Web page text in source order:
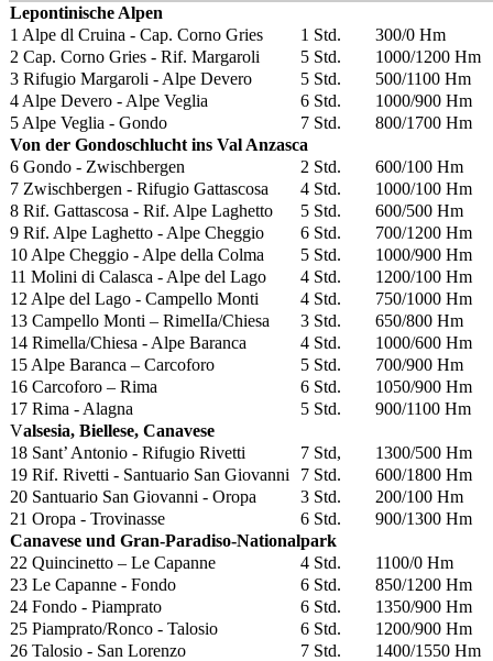
Lepontinische Alpen
1 Alpe dl Cruina - Cap. Corno Gries
1 Std.
300/0 Hm
2 Cap. Corno Gries - Rif. Margaroli
5 Std.
1000/1200 Hm
3 Rifugio Margaroli - Alpe Devero
5 Std.
500/1100 Hm
4 Alpe Devero - Alpe Veglia
6 Std.
1000/900 Hm
5 Alpe Veglia - Gondo
7 Std.
800/1700 Hm
Von der Gondoschlucht ins Val Anzasca
6 Gondo - Zwischbergen
2 Std.
600/100 Hm
7 Zwischbergen - Rifugio Gattascosa
4 Std.
1000/100 Hm
8 Rif. Gattascosa - Rif. Alpe Laghetto
5 Std.
600/500 Hm
9 Rif. Alpe Laghetto - Alpe Cheggio
6 Std.
700/1200 Hm
10 Alpe Cheggio - Alpe della Colma
5 Std.
1000/900 Hm
11 Molini di Calasca - Alpe del Lago
4 Std.
1200/100 Hm
12 Alpe del Lago - Campello Monti
4 Std.
750/1000 Hm
13 Campello Monti – RimelIa/Chiesa
3 Std.
650/800 Hm
14 Rimella/Chiesa - Alpe Baranca
4 Std.
1000/600 Hm
15 Alpe Baranca – Carcoforo
5 Std.
700/900 Hm
16 Carcoforo – Rima
6 Std.
1050/900 Hm
17 Rima - Alagna
5 Std.
900/1100 Hm
Valsesia, Biellese, Canavese
18 Sant’ Antonio - Rifugio Rivetti
7 Std,
1300/500 Hm
19 Rif. Rivetti - Santuario San Giovanni
7 Std.
600/1800 Hm
20 Santuario San Giovanni - Oropa
3 Std.
200/100 Hm
21 Oropa - Trovinasse
6 Std.
900/1300 Hm
Canavese und Gran-Paradiso-Nationalpark
22 Quincinetto – Le Capanne
4 Std.
1100/0 Hm
23 Le Capanne - Fondo
6 Std.
850/1200 Hm
24 Fondo - Piamprato
6 Std.
1350/900 Hm
25 Piamprato/Ronco - Talosio
6 Std.
1200/900 Hm
26 Talosio - San Lorenzo
7 Std.
1400/1550 Hm